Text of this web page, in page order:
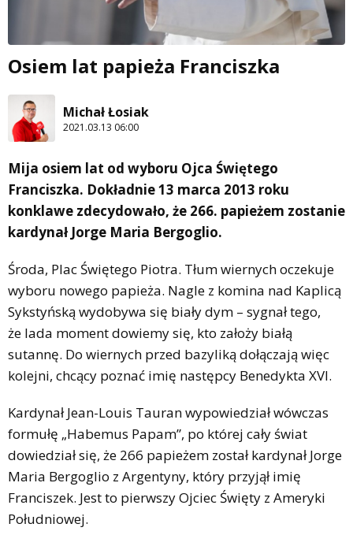
Osiem lat papieża Franciszka
Michał Łosiak
2021.03.13 06:00
Mija osiem lat od wyboru Ojca Świętego
Franciszka. Dokładnie 13 marca 2013 roku
konklawe zdecydowało, że 266. papieżem zostanie
kardynał Jorge Maria Bergoglio.
Środa, Plac Świętego Piotra. Tłum wiernych oczekuje
wyboru nowego papieża. Nagle z komina nad Kaplicą
Sykstyńską wydobywa się biały dym – sygnał tego,
że lada moment dowiemy się, kto założy białą
sutannę. Do wiernych przed bazyliką dołączają więc
kolejni, chcący poznać imię następcy Benedykta XVI.
Kardynał Jean-Louis Tauran wypowiedział wówczas
formułę „Habemus Papam”, po której cały świat
dowiedział się, że 266 papieżem został kardynał Jorge
Maria Bergoglio z Argentyny, który przyjął imię
Franciszek. Jest to pierwszy Ojciec Święty z Ameryki
Południowej.